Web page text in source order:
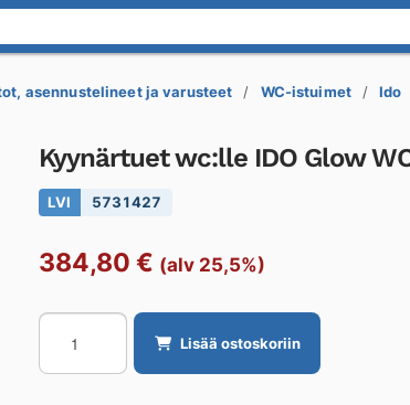
asennustelineet ja varusteet WC-istuimet Ido
Kyynärtuet wc:lle IDO Glow
LVI 5731427
384,80 € (alv 25,5%)
Kyynärtuet
wc:lle
IDO
Lisää ostoskoriin